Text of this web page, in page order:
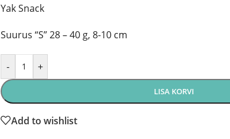
Yak Snack
Suurus “S” 28 – 40 g, 8-10 cm
- +
LISA KORVI
Add to wishlist